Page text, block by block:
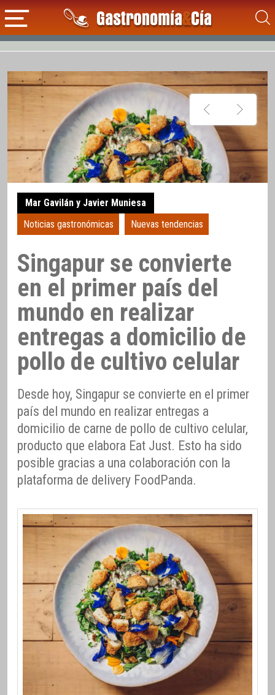
Mar Gavilán y Javier Muniesa
Noticias gastronómicas
Nuevas tendencias
Singapur se convierte
en el primer país del
mundo en realizar
entregas a domicilio de
pollo de cultivo celular
Desde hoy, Singapur se convierte en el primer
país del mundo en realizar entregas a
domicilio de carne de pollo de cultivo celular,
producto que elabora Eat Just. Esto ha sido
posible gracias a una colaboración con la
plataforma de delivery FoodPanda.